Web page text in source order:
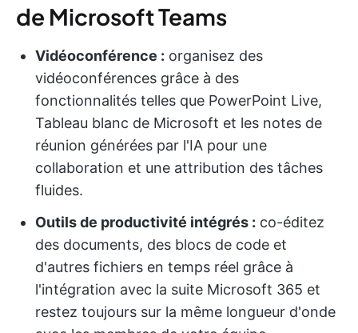
de Microsoft Teams
Vidéoconférence : organisez des
vidéoconférences grâce à des
fonctionnalités telles que PowerPoint Live,
Tableau blanc de Microsoft et les notes de
réunion générées par l'IA pour une
collaboration et une attribution des tâches
fluides.
Outils de productivité intégrés : co-éditez
des documents, des blocs de code et
d'autres fichiers en temps réel grâce à
l'intégration avec la suite Microsoft 365 et
restez toujours sur la même longueur d'onde